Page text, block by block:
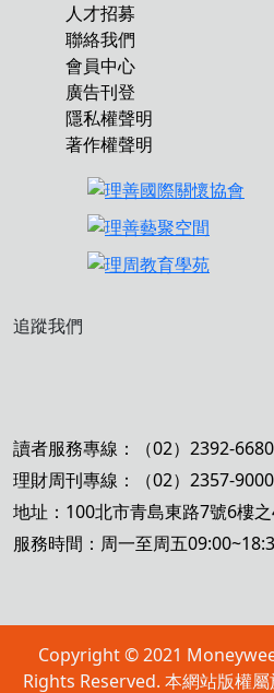
人才招募
聯絡我們
會員中心
廣告刊登
隱私權聲明
著作權聲明
追蹤我們
讀者服務專線：（02）2392-6680
理財周刊專線：（02）2357-9000
地址：100北市青島東路7號6樓
服務時間：周一至周五
Copyright © 2021
Rights Reserved. 本網站版權屬